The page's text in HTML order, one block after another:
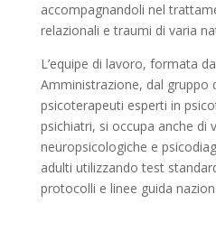
accompagnandoli nel
relazionali e traumi di varia
L’equipe di lavoro, formata
Amministrazione, dal gruppo
psicoterapeuti esperti in
psichiatri, si occupa anche di
neuropsicologiche e
adulti utilizzando test
protocolli e linee guida